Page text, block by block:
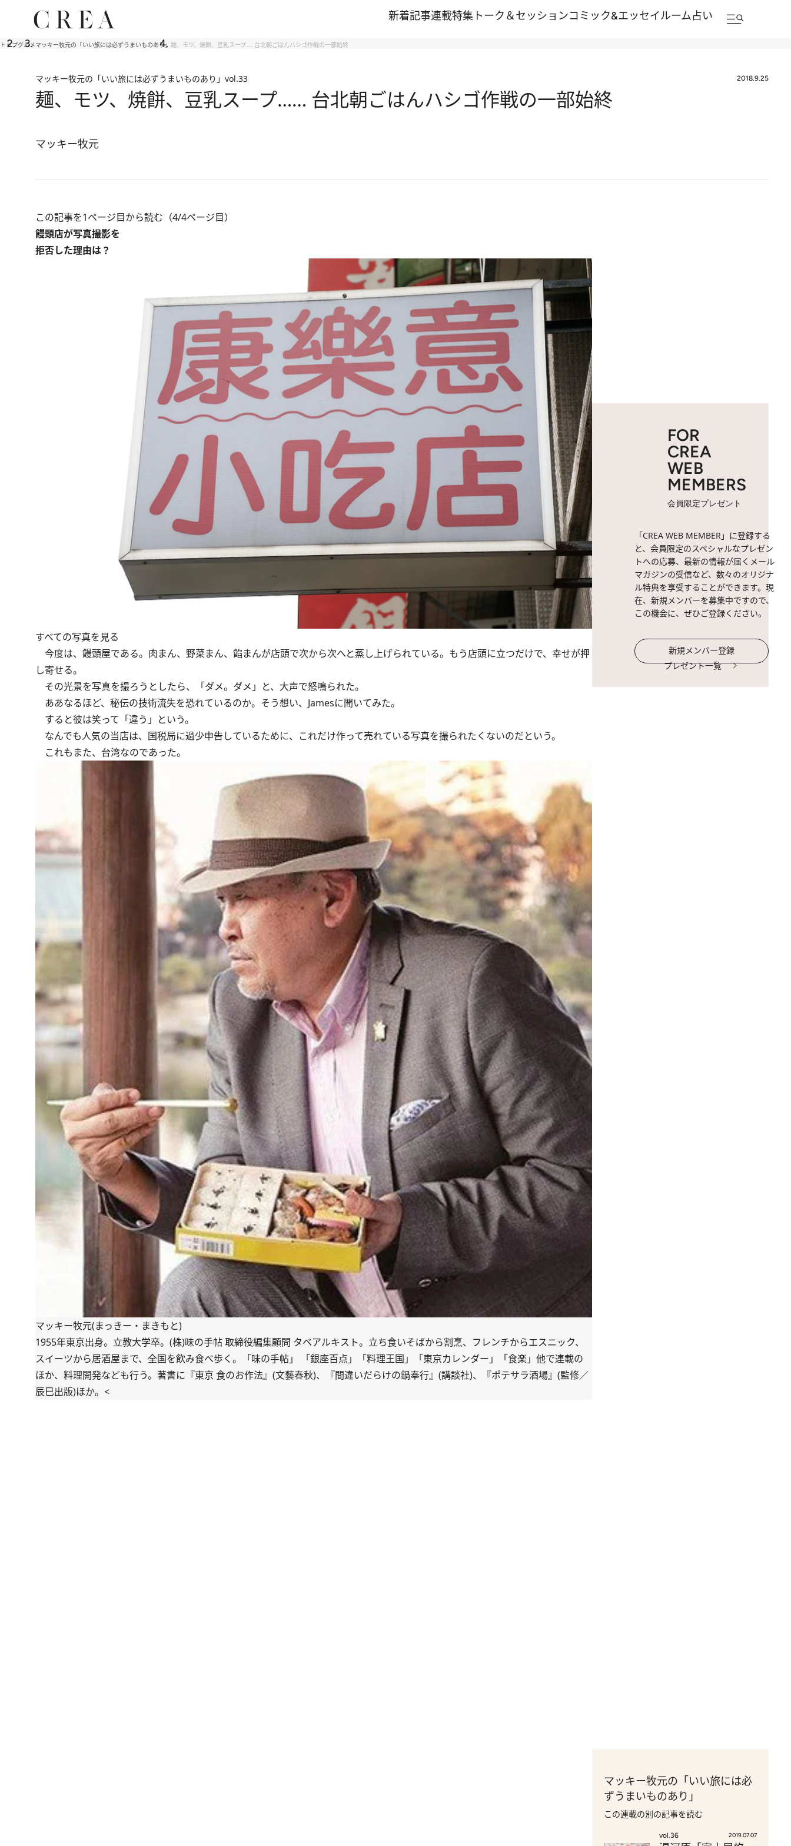
新着記事連載特集 トーク＆セッションコミック&エッセイルーム占い
トップグルメマッキー牧元の「いい旅には必ずうまいものあり」 麺、モツ、焼餅、豆乳スープ…… 台北朝ごはんハシゴ作戦の一部始終
マッキー牧元の「いい旅には必ずうまいものあり」 vol.33 2018.9.25
麺、モツ、焼餅、豆乳スープ…… 台北朝ごはんハシゴ作戦の一部始終
マッキー牧元
この記事を1ページ目から読む（4/4ページ目）
饅頭店が写真撮影を
拒否した理由は？
すべての写真を見る
今度は、饅頭屋である。肉まん、野菜まん、餡まんが店頭で次から次へと蒸し上げられている。もう店頭に立つだけで、幸せが押
し寄せる。
その光景を写真を撮ろうとしたら、「ダメ。ダメ」と、大声で怒鳴られた。
ああなるほど、秘伝の技術流失を恐れているのか。そう想い、Jamesに聞いてみた。
すると彼は笑って「違う」という。
なんでも人気の当店は、国税局に過少申告しているために、これだけ作って売れている写真を撮られたくないのだという。
これもまた、台湾なのであった。
マッキー牧元(まっきー・まきもと)
1955年東京出身。立教大学卒。(株)味の手帖 取締役編集顧問 タベアルキスト。立ち食いそばから割烹、フレンチからエスニック、
スイーツから居酒屋まで、全国を飲み食べ歩く。「味の手帖」 「銀座百点」「料理王国」「東京カレンダー」「食楽」他で連載の
ほか、料理開発なども行う。著書に『東京 食のお作法』(文藝春秋)、『間違いだらけの鍋奉行』(講談社)、『ポテサラ酒場』(監修／
辰巳出版)ほか。<
FOR
CREA
WEB
MEMBERS
会員限定プレゼント
「CREA WEB MEMBER」に登録する
と、会員限定のスペシャルなプレゼン
トへの応募、最新の情報が届くメール
マガジンの受信など、数々のオリジナ
ル特典を享受することができます。現
在、新規メンバーを募集中ですので、
この機会に、ぜひご登録ください。
新規メンバー登録
プレゼント一覧
マッキー牧元の「いい旅には必
ずうまいものあり」
この連載の別の記事を読む
vol.36 2019.07.07